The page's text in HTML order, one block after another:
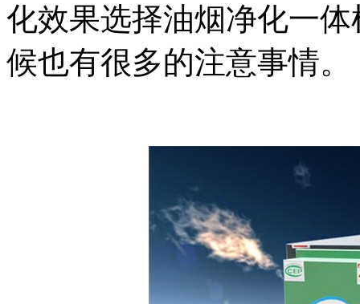
化效果选择油烟净化一
候也有很多的注意事情。